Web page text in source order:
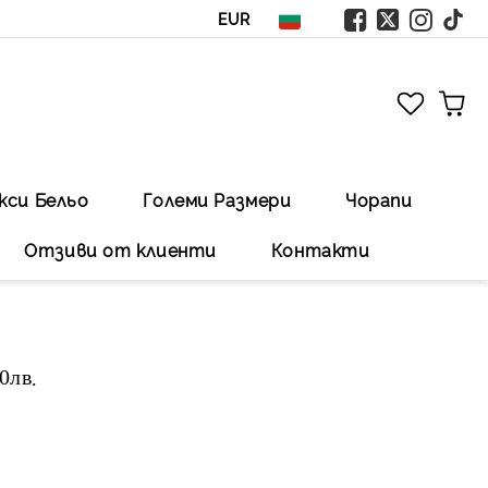
EUR
Бельо Големи Размери Чорапи
Отзиви от клиенти Контакти
.Безплатна доставка със